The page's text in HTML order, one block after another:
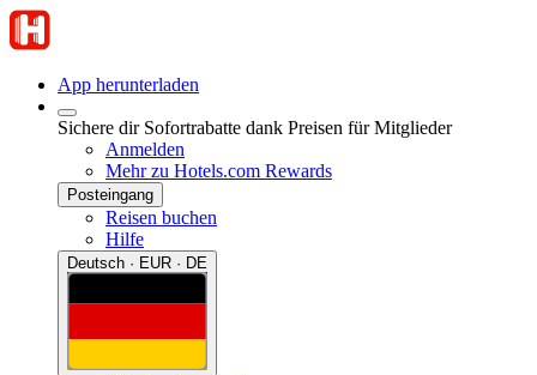
App herunterladen
Sichere dir Sofortrabatte dank Preisen für Mitglieder
Anmelden
Mehr zu Hotels.com Rewards
Posteingang
Reisen buchen
Hilfe
Deutsch · EUR · DE